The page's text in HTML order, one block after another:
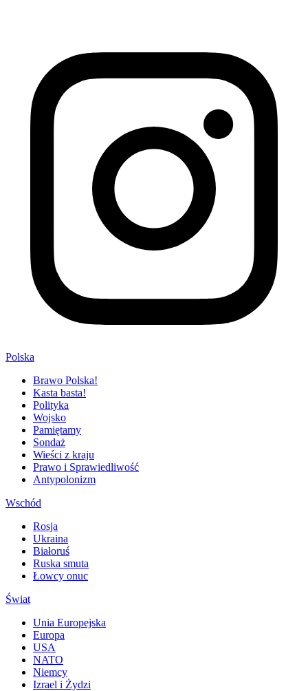
Polska
Brawo Polska!
Kasta basta!
Polityka
Wojsko
Pamiętamy
Sondaż
Wieści z kraju
Prawo i Sprawiedliwość
Antypolonizm
Wschód
Rosja
Ukraina
Białoruś
Ruska smuta
Łowcy onuc
Świat
Unia Europejska
Europa
USA
NATO
Niemcy
Izrael i Żydzi